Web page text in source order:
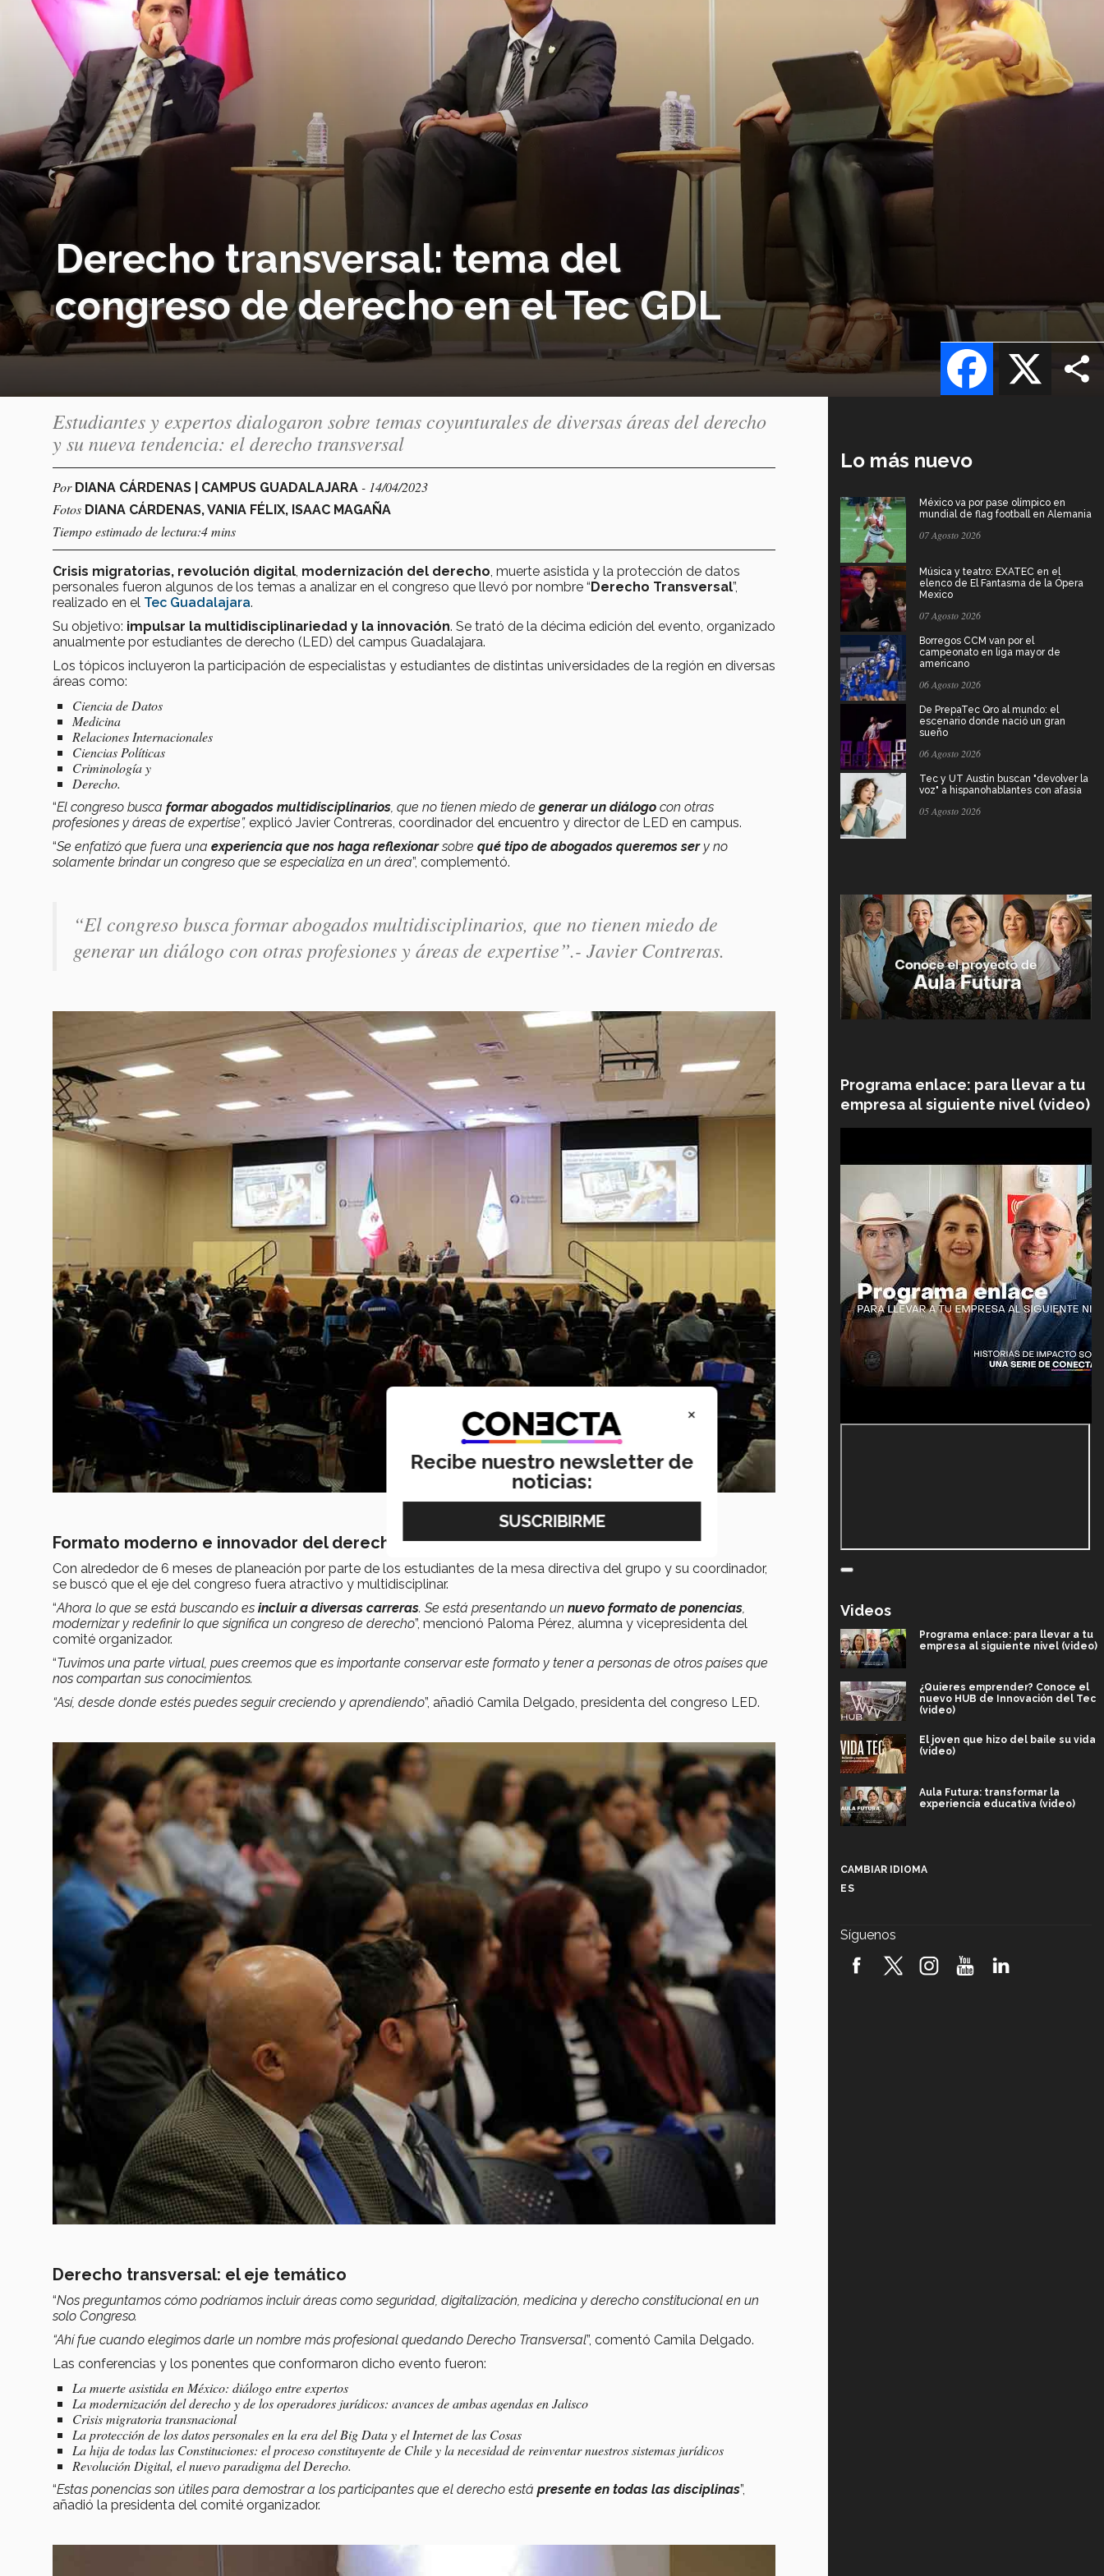
Derecho transversal: tema del
congreso de derecho en el Tec GDL
X
Facebook
Estudiantes y expertos dialogaron sobre temas coyunturales de diversas áreas del derecho
y su nueva tendencia: el derecho transversal
Por DIANA CÁRDENAS | CAMPUS GUADALAJARA - 14/04/2023
Fotos DIANA CÁRDENAS, VANIA FÉLIX, ISAAC MAGAÑA
Tiempo estimado de lectura:4 mins
Crisis migratorias, revolución digital modernización del derecho , muerte asistida y la protección de datos
personales fueron algunos de los temas a analizar en el congreso que llevó por nombre “Derecho Transversal”,
realizado en el Tec Guadalajara.
Su objetivo: impulsar la multidisciplinariedad y la innovación. Se trató de la décima edición del evento, organizado
anualmente por estudiantes de derecho (LED) del campus Guadalajara.
Los tópicos incluyeron la participación de especialistas y estudiantes de distintas universidades de la región en diversas
áreas como:
Ciencia de Datos
Medicina
Relaciones Internacionales
Ciencias Políticas
Criminología y
Derecho.
“El congreso busca formar abogados multidisciplinarios , que no tienen miedo de generar un diálogo con otras
profesiones y áreas de expertise”, explicó Javier Contreras, coordinador del encuentro y director de LED en campus.
“Se enfatizó que fuera una experiencia que nos haga reflexionarsobre qué tipo de abogados queremos sery no
solamente brindar un congreso que se especializa en un área”, complementó.
“El congreso busca formar abogados multidisciplinarios, que no tienen miedo de
generar un diálogo con otras profesiones y áreas de expertise”.- Javier Contreras.
Formato moderno e innovador del derecho
Con alrededor de 6 meses de planeación por parte de los estudiantes de la mesa directiva del grupo y su coordinador,
se buscó que el eje del congreso fuera atractivo y multidisciplinar.
“Ahora lo que se está buscando es incluir a diversas carreras. Se está presentando un nuevo formato de ponencias,
modernizar y redefinir lo que significa un congreso de derecho”, mencionó Paloma Pérez, alumna y vicepresidenta del
comité organizador.
“Tuvimos una parte virtual, pues creemos que es importante conservar este formato y tener a personas de otros países que
nos compartan sus conocimientos.
“Así, desde donde estés puedes seguir creciendo y aprendiendo”, añadió Camila Delgado, presidenta del congreso LED.
Derecho transversal: el eje temático
“Nos preguntamos cómo podríamos incluir áreas como seguridad, digitalización, medicina y derecho constitucional en un
solo Congreso.
“Ahí fue cuando elegimos darle un nombre más profesional quedando Derecho Transversal”, comentó Camila Delgado.
Las conferencias y los ponentes que conformaron dicho evento fueron:
La muerte asistida en México: diálogo entre expertos
La modernización del derecho y de los operadores jurídicos: avances de ambas agendas en Jalisco
Crisis migratoria transnacional
La protección de los datos personales en la era del Big Data y el Internet de las Cosas
La hija de todas las Constituciones: el proceso constituyente de Chile y la necesidad de reinventar nuestros sistemas jurídicos
Revolución Digital, el nuevo paradigma del Derecho.
“Estas ponencias son útiles para demostrar a los participantes que el derecho está presente en todas las disciplinas”,
añadió la presidenta del comité organizador.
Lo más nuevo
México va por pase olímpico en
mundial de flag football en Alemania
07 Agosto 2026
Música y teatro: EXATEC en el
elenco de El Fantasma de la Ópera
Mexico
07 Agosto 2026
Borregos CCM van por el
campeonato en liga mayor de
americano
06 Agosto 2026
De PrepaTec Qro al mundo: el
escenario donde nació un gran
sueño
06 Agosto 2026
Tec y UT Austin buscan "devolver la
voz" a hispanohablantes con afasia
05 Agosto 2026
Programa enlace: para llevar a tu
empresa al siguiente nivel (video)
Videos
Programa enlace: para llevar a tu
empresa al siguiente nivel (video)
¿Quieres emprender? Conoce el
nuevo HUB de Innovación del Tec
(video)
El joven que hizo del baile su vida
(video)
Aula Futura: transformar la
experiencia educativa (video)
robótica FIRST 2026! (video)
CAMBIAR IDIOMA
ES
Síguenos
×
Recibe nuestro newsletter de
noticias: